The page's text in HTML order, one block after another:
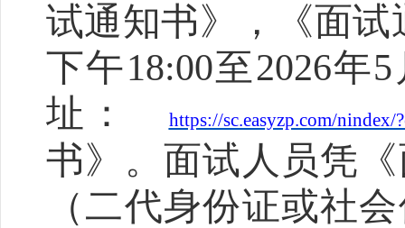
试通知书》，《面
下午18:00至2026年5
址：
https://sc.easyzp.com/nindex/
书》。面试人员凭
（二代身份证或社